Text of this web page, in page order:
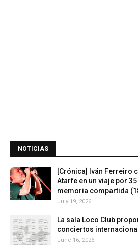
NOTICIAS
[Crónica] Iván Ferreiro
Atarfe en un viaje por
memoria compartida
July 19, 2026
La sala Loco Club
conciertos
June 16, 2026